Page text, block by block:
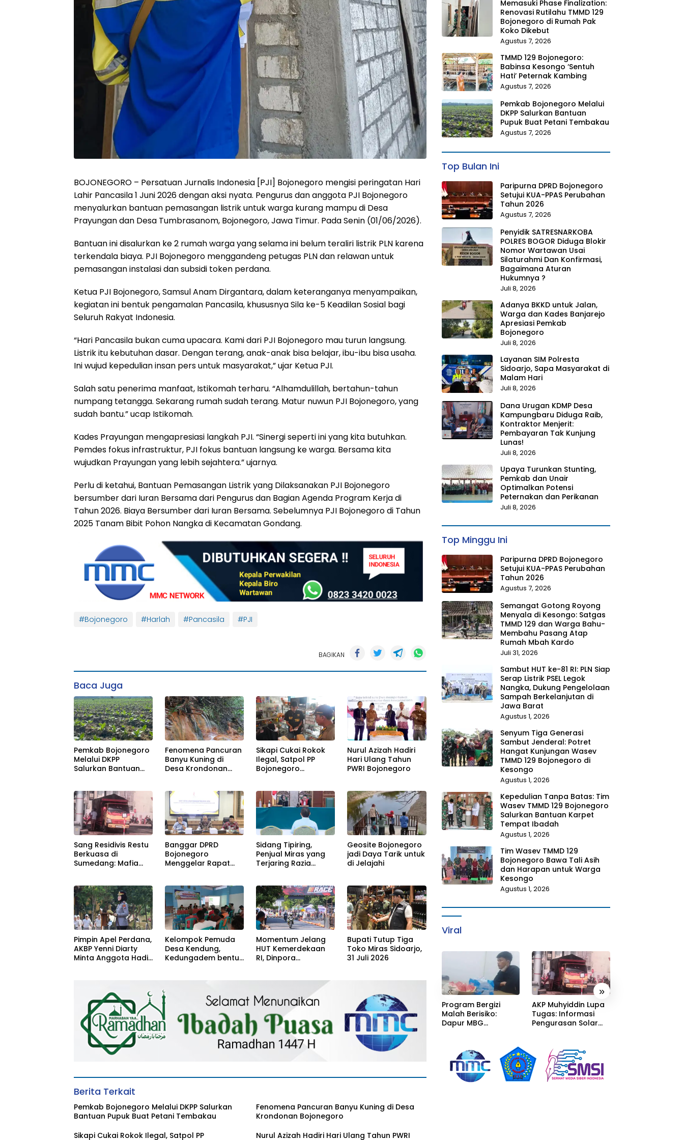
BOJONEGORO – Persatuan Jurnalis Indonesia [PJI] Bojonegoro mengisi peringatan Hari
Lahir Pancasila 1 Juni 2026 dengan aksi nyata. Pengurus dan anggota PJI Bojonegoro
menyalurkan bantuan pemasangan listrik untuk warga kurang mampu di Desa
Prayungan dan Desa Tumbrasanom, Bojonegoro, Jawa Timur. Pada Senin (01/06/2026).
Bantuan ini disalurkan ke 2 rumah warga yang selama ini belum teraliri listrik PLN karena
terkendala biaya. PJI Bojonegoro menggandeng petugas PLN dan relawan untuk
pemasangan instalasi dan subsidi token perdana.
Ketua PJI Bojonegoro, Samsul Anam Dirgantara, dalam keteranganya menyampaikan,
kegiatan ini bentuk pengamalan Pancasila, khususnya Sila ke-5 Keadilan Sosial bagi
Seluruh Rakyat Indonesia.
“Hari Pancasila bukan cuma upacara. Kami dari PJI Bojonegoro mau turun langsung.
Listrik itu kebutuhan dasar. Dengan terang, anak-anak bisa belajar, ibu-ibu bisa usaha.
Ini wujud kepedulian insan pers untuk masyarakat,” ujar Ketua PJI.
Salah satu penerima manfaat, Istikomah terharu. “Alhamdulillah, bertahun-tahun
numpang tetangga. Sekarang rumah sudah terang. Matur nuwun PJI Bojonegoro, yang
sudah bantu.” ucap Istikomah.
Kades Prayungan mengapresiasi langkah PJI. “Sinergi seperti ini yang kita butuhkan.
Pemdes fokus infrastruktur, PJI fokus bantuan langsung ke warga. Bersama kita
wujudkan Prayungan yang lebih sejahtera.” ujarnya.
Perlu di ketahui, Bantuan Pemasangan Listrik yang Dilaksanakan PJI Bojonegoro
bersumber dari Iuran Bersama dari Pengurus dan Bagian Agenda Program Kerja di
Tahun 2026. Biaya Bersumber dari Iuran Bersama. Sebelumnya PJI Bojonegoro di Tahun
2025 Tanam Bibit Pohon Nangka di Kecamatan Gondang.
#Bojonegoro #Harlah #Pancasila #PJI
BAGIKAN
Baca Juga
Pemkab Bojonegoro
Melalui DKPP
Salurkan Bantuan
Fenomena Pancuran
Banyu Kuning di
Desa Krondonan
Sikapi Cukai Rokok
Ilegal, Satpol PP
Bojonegoro
Nurul Azizah Hadiri
Hari Ulang Tahun
PWRI Bojonegoro
Sang Residivis Restu
Berkuasa di
Sumedang: Mafia
Terangan, Seolah
Hukum Bungkam
Banggar DPRD
Bojonegoro
Menggelar Rapat
Sidang Tipiring,
Penjual Miras yang
Terjaring Razia
Geosite Bojonegoro
jadi Daya Tarik untuk
di Jelajahi
Pimpin Apel Perdana,
AKBP Yenni Diarty
Minta Anggota Hadir
Kelompok Pemuda
Desa Kendung,
Kedungadem bentuk
Momentum Jelang
HUT Kemerdekaan
RI, Dinpora
Bupati Tutup Tiga
Toko Miras Sidoarjo,
31 Juli 2026
Berita Terkait
Pemkab Bojonegoro Melalui DKPP Salurkan
Bantuan Pupuk Buat Petani Tembakau
Fenomena Pancuran Banyu Kuning di Desa
Krondonan Bojonegoro
Sikapi Cukai Rokok Ilegal, Satpol PP
Nurul Azizah Hadiri Hari Ulang Tahun PWRI
Memasuki Phase Finalization:
Renovasi Rutilahu TMMD 129
Bojonegoro di Rumah Pak
Koko Dikebut
Agustus 7, 2026
TMMD 129 Bojonegoro:
Babinsa Kesongo ‘Sentuh
Hati’ Peternak Kambing
Agustus 7, 2026
Pemkab Bojonegoro Melalui
DKPP Salurkan Bantuan
Pupuk Buat Petani Tembakau
Agustus 7, 2026
Top Bulan Ini
Paripurna DPRD Bojonegoro
Setujui KUA-PPAS Perubahan
Tahun 2026
Agustus 7, 2026
Penyidik SATRESNARKOBA
POLRES BOGOR Diduga Blokir
Nomor Wartawan Usai
Silaturahmi Dan Konfirmasi,
Bagaimana Aturan
Hukumnya ?
Juli 8, 2026
Adanya BKKD untuk Jalan,
Warga dan Kades Banjarejo
Apresiasi Pemkab
Bojonegoro
Juli 8, 2026
Layanan SIM Polresta
Sidoarjo, Sapa Masyarakat di
Malam Hari
Juli 8, 2026
Dana Urugan KDMP Desa
Kampungbaru Diduga Raib,
Kontraktor Menjerit:
Pembayaran Tak Kunjung
Lunas!
Juli 8, 2026
Upaya Turunkan Stunting,
Pemkab dan Unair
Optimalkan Potensi
Peternakan dan Perikanan
Juli 8, 2026
Top Minggu Ini
Paripurna DPRD Bojonegoro
Setujui KUA-PPAS Perubahan
Tahun 2026
Agustus 7, 2026
Semangat Gotong Royong
Menyala di Kesongo: Satgas
TMMD 129 dan Warga Bahu-
Membahu Pasang Atap
Rumah Mbah Kardo
Juli 31, 2026
Sambut HUT ke-81 RI: PLN Siap
Serap Listrik PSEL Legok
Nangka, Dukung Pengelolaan
Sampah Berkelanjutan di
Jawa Barat
Agustus 1, 2026
Senyum Tiga Generasi
Sambut Jenderal: Potret
Hangat Kunjungan Wasev
TMMD 129 Bojonegoro di
Kesongo
Agustus 1, 2026
Kepedulian Tanpa Batas: Tim
Wasev TMMD 129 Bojonegoro
Salurkan Bantuan Karpet
Tempat Ibadah
Agustus 1, 2026
Tim Wasev TMMD 129
Bojonegoro Bawa Tali Asih
dan Harapan untuk Warga
Kesongo
Agustus 1, 2026
Viral
« »
Program Bergizi
Malah Berisiko:
Dapur MBG
Fasilitas Jauh dari
Standar
AKP Muhyiddin Lupa
Tugas: Informasi
Pengurasan Solar
Lain Carikan Bukti!